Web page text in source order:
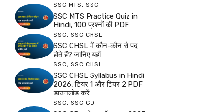
SSC MTS , SSC
SSC MTS Practice Quiz in
Hindi, 100 प्रश्नों की PDF
SSC, SSC CHSL
SSC CHSL में कौन-कौन से पद
होते हैं? जानिए यहाँ
SSC, SSC CHSL
SSC CHSL Syllabus in Hindi
2026, टियर 1 और टियर 2 PDF
डाउनलोड करें
SSC, SSC GD